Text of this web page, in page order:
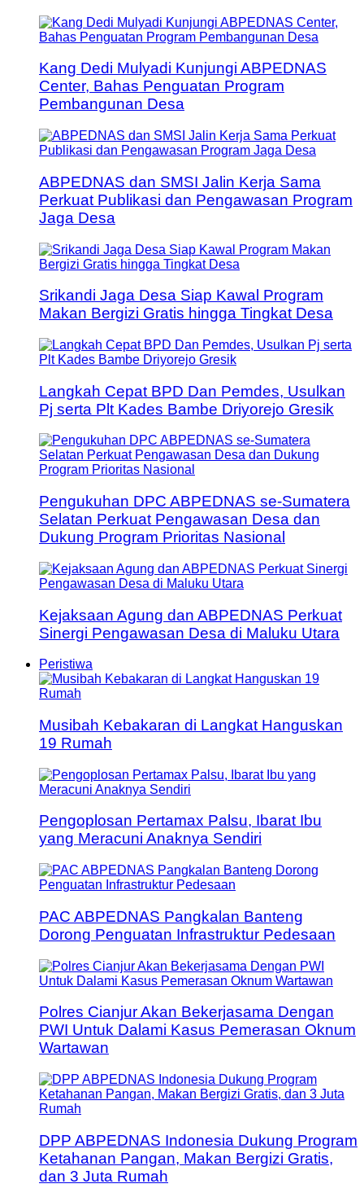
Kang Dedi Mulyadi Kunjungi ABPEDNAS
Center, Bahas Penguatan Program
Pembangunan Desa
ABPEDNAS dan SMSI Jalin Kerja Sama
Perkuat Publikasi dan Pengawasan Program
Jaga Desa
Srikandi Jaga Desa Siap Kawal Program
Makan Bergizi Gratis hingga Tingkat Desa
Langkah Cepat BPD Dan Pemdes, Usulkan
Pj serta Plt Kades Bambe Driyorejo Gresik
Pengukuhan DPC ABPEDNAS se-Sumatera
Selatan Perkuat Pengawasan Desa dan
Dukung Program Prioritas Nasional
Kejaksaan Agung dan ABPEDNAS Perkuat
Sinergi Pengawasan Desa di Maluku Utara
Peristiwa
Musibah Kebakaran di Langkat Hanguskan
19 Rumah
Pengoplosan Pertamax Palsu, Ibarat Ibu
yang Meracuni Anaknya Sendiri
PAC ABPEDNAS Pangkalan Banteng
Dorong Penguatan Infrastruktur Pedesaan
Polres Cianjur Akan Bekerjasama Dengan
PWI Untuk Dalami Kasus Pemerasan Oknum
Wartawan
DPP ABPEDNAS Indonesia Dukung Program
Ketahanan Pangan, Makan Bergizi Gratis,
dan 3 Juta Rumah